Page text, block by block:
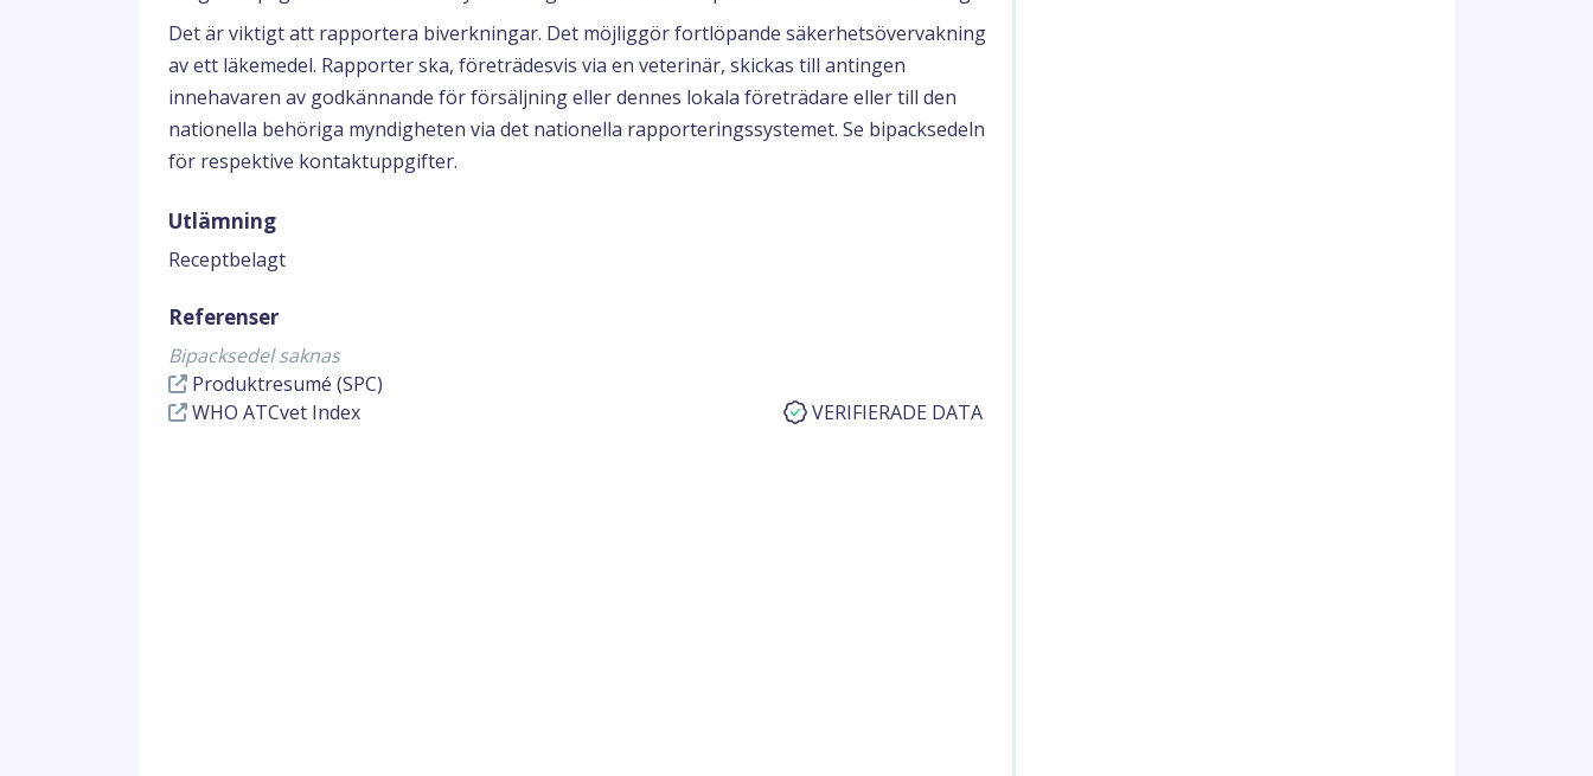
Det är viktigt att rapportera biverkningar. Det möjliggör fortlöpande säkerhetsövervakning
av ett läkemedel. Rapporter ska, företrädesvis via en veterinär, skickas till antingen
innehavaren av godkännande för försäljning eller dennes lokala företrädare eller till den
nationella behöriga myndigheten via det nationella rapporteringssystemet. Se bipacksedeln
för respektive kontaktuppgifter.
Utlämning
Receptbelagt
Referenser
Bipacksedel saknas
Produktresumé (SPC)
WHO ATCvet Index
VERIFIERADE DATA